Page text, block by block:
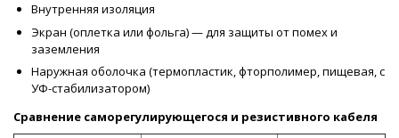
Внутренняя изоляция
Экран (оплетка или фольга) — для защиты от помех и
заземления
Наружная оболочка (термопластик, фторполимер, пищевая, с
УФ-стабилизатором)
Сравнение саморегулирующегося и резистивного кабеля